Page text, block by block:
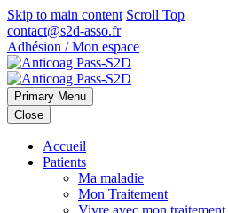
Skip to main content Scroll Top
contact@s2d-asso.fr
Adhésion / Mon espace
Primary Menu
Close
Accueil
Patients
Ma maladie
Mon Traitement
Vivre avec mon traitement